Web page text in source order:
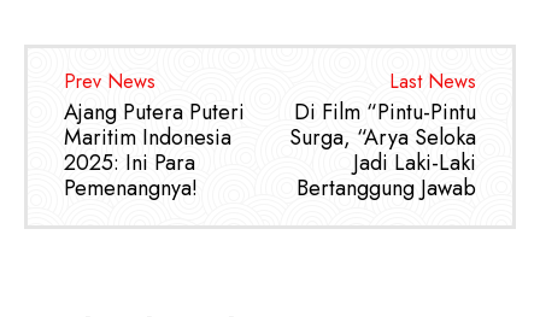
Prev News
Ajang Putera Puteri
Maritim Indonesia
2025: Ini Para
Pemenangnya!
Last News
Di Film “Pintu-Pintu
Surga, “Arya Seloka
Jadi Laki-Laki
Bertanggung Jawab